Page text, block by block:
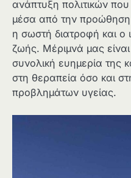
ανάπτυξη πολιτικών
μέσα από την προώθηση
η σωστή διατροφή και ο
ζωής. Μέριμνά μας
συνολική ευημερία της
στη θεραπεία όσο και
προβλημάτων υγείας.